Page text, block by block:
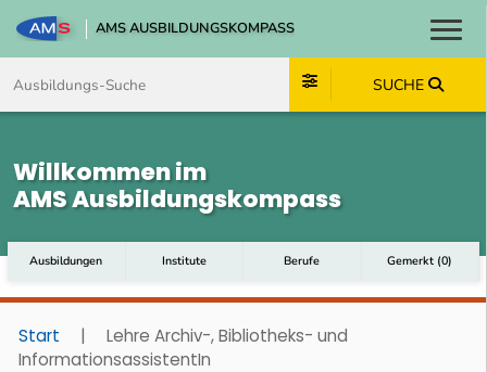
AMS AUSBILDUNGSKOMPASS
SUCHE
Willkommen im
AMS Ausbildungskompass
Ausbildungen Institute Berufe Gemerkt (0)
Start |
Lehre Archiv-, Bibliotheks- und
InformationsassistentIn